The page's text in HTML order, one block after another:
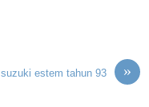
»
suzuki estem tahun 93